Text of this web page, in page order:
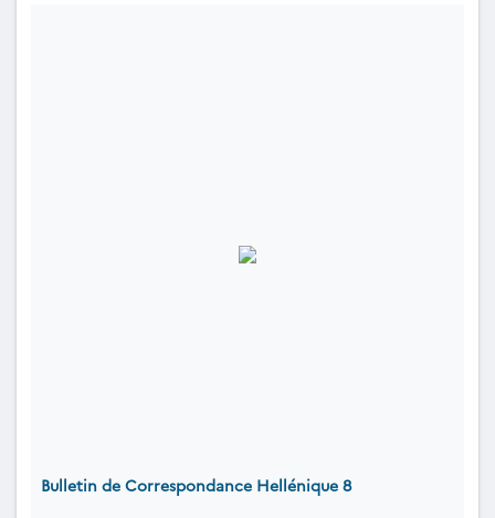
Bulletin de Correspondance Hellénique 8